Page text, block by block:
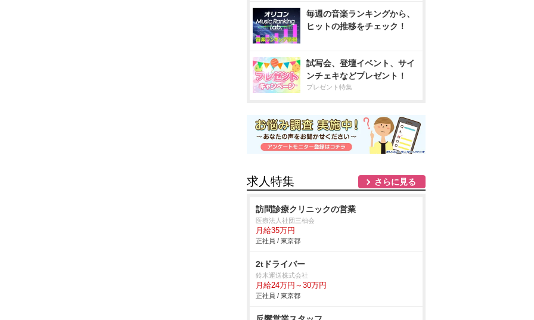
毎週の音楽ランキングから、
ヒットの推移をチェック！
試写会、登壇イベント、サイ
ンチェキなどプレゼント！
プレゼント特集
求人特集 さらに見る
訪問診療クリニックの営業
医療法人社団三柚会
月給35万円
正社員 / 東京都
2tドライバー
鈴木運送株式会社
月給24万円～30万円
正社員 / 東京都